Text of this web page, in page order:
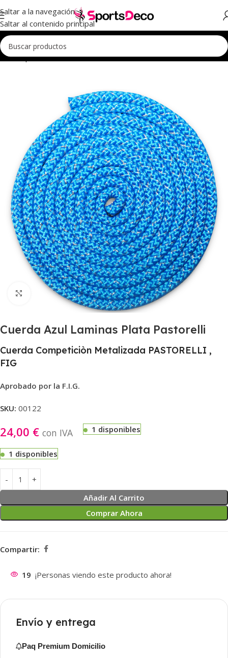
Saltar a la navegación
Saltar al contenido principal
Inicio Aparatos Cuerdas Cuerdas Pastorelli Metalizadas
Haga clic para ampliar
Cuerda Azul Laminas Plata Pastorelli
Cuerda Competiciòn Metalizada PASTORELLI ,
FIG
Aprobado por la F.I.G.
SKU: 00122
24,00 € con IVA 1 disponibles
1 disponibles
Añadir Al Carrito
Comprar Ahora
Compartir:
19 ¡Personas viendo este producto ahora!
Envío y entrega
Paq Premium Domicilio